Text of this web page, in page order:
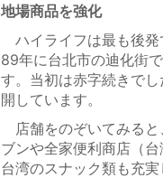
地場商品を強化
ハイライフは最も後発
89年に台北市の迪化街
す。当初は赤字続きで
開しています。
店舗をのぞいてみると
ブンや全家便利商店（
台湾のスナック類も充実